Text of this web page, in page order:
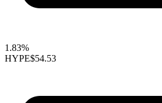
1.83%
HYPE$54.53